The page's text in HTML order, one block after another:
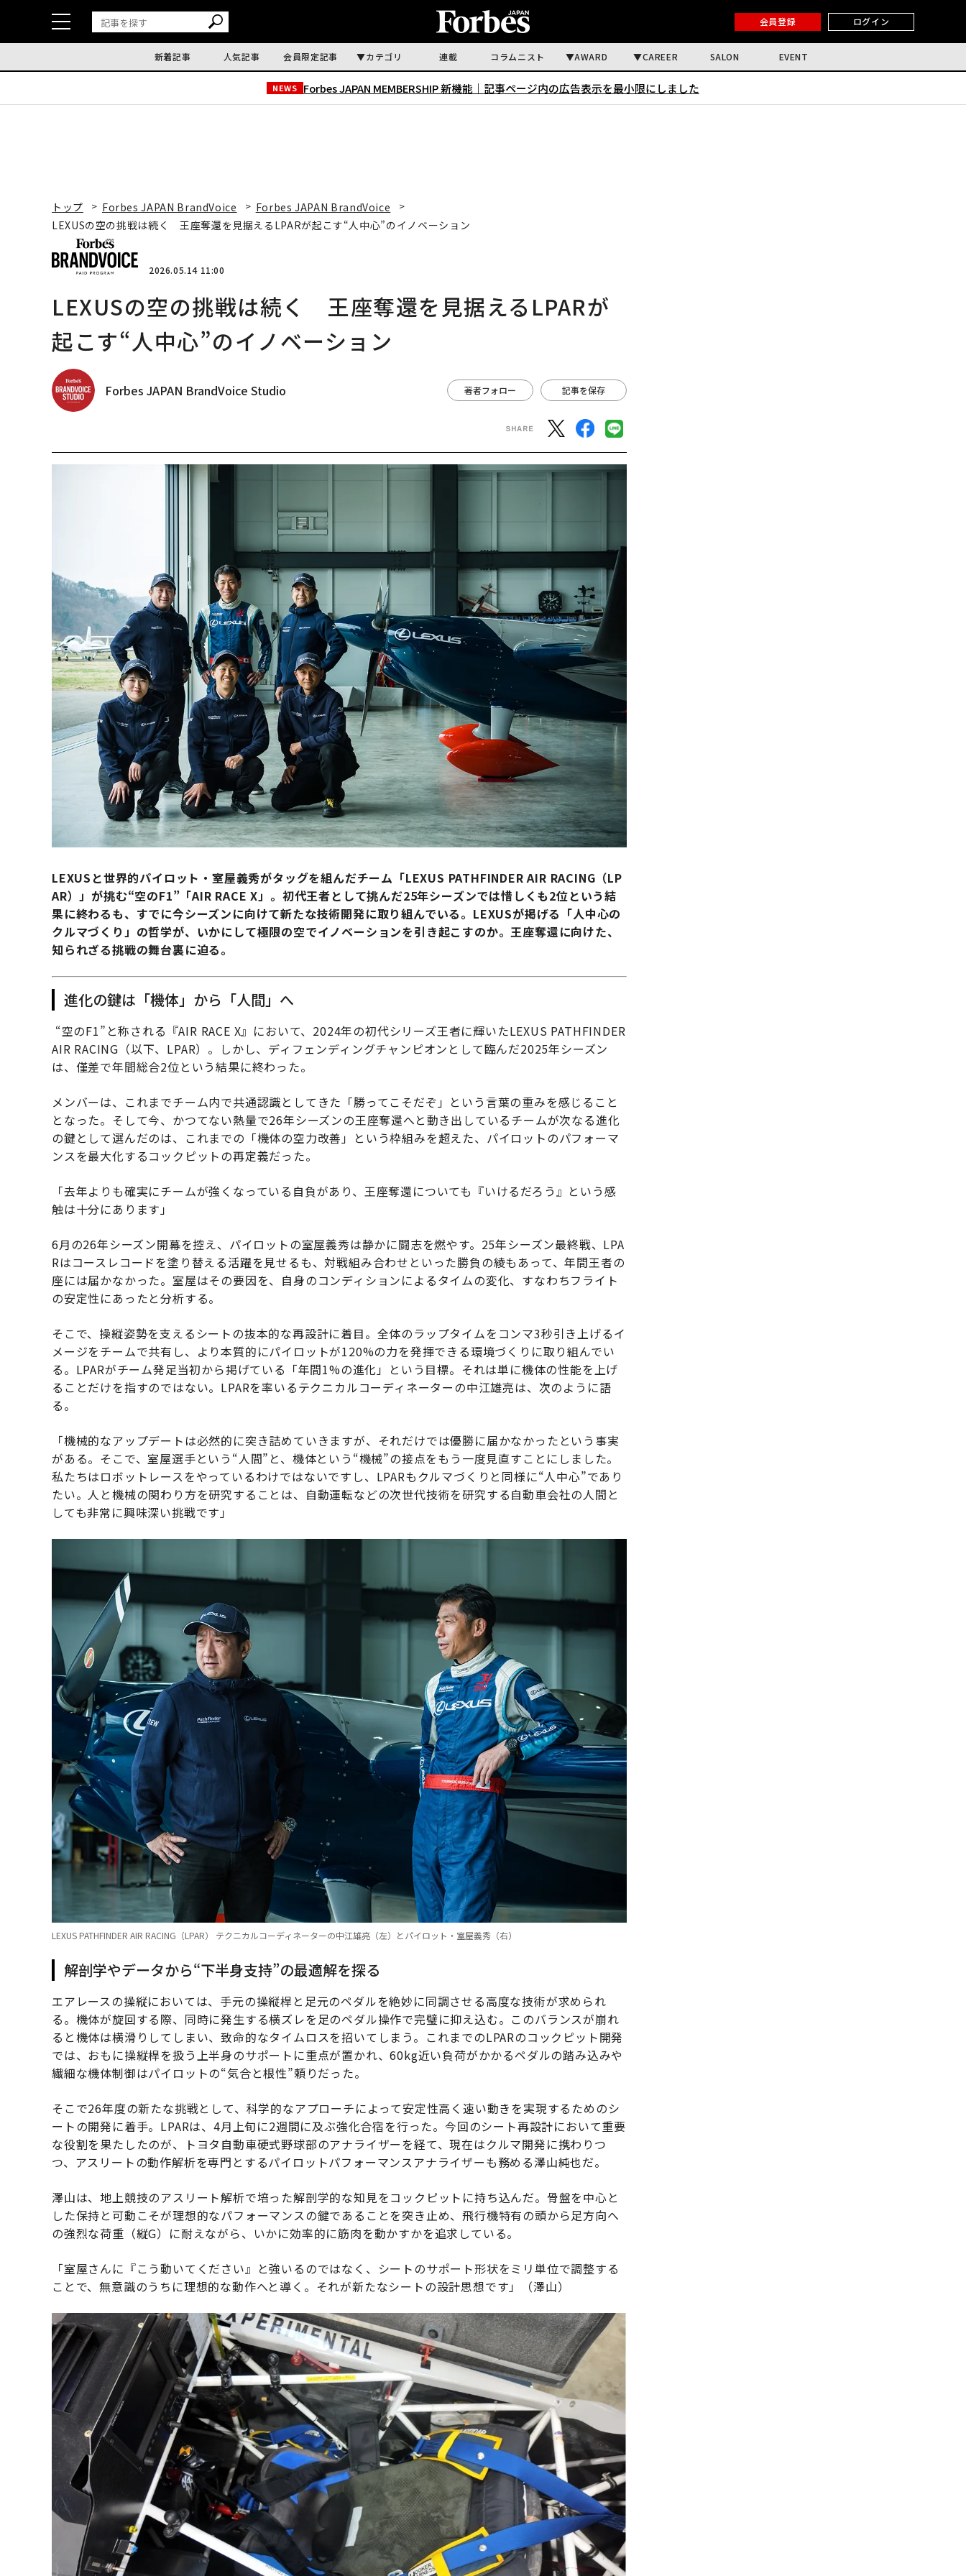
会員登録 ログイン
新着記事 人気記事 会員限定記事 カテゴリ 連載 コラムニスト AWARD CAREER SALON EVENT
NEWS Forbes JAPAN MEMBERSHIP 新機能｜ 記事ページ内の広告表示を最小限にしました
トップ Forbes JAPAN BrandVoice
Forbes JAPAN BrandVoice
LEXUSの空の挑戦は続く 王座奪還を見据えるLPARが起こす“人中心”のイノベーション
2026.05.14 11:00
LEXUSの空の挑戦は続く 王座奪還を見据えるLPARが
起こす“人中心”のイノベーション
Forbes JAPAN BrandVoice Studio 著者フォロー 記事を保存
LEXUSと世界的パイロット・室屋義秀がタッグを組んだチーム「LEXUS PATHFINDER AIR RACING（LP
AR）」が挑む“空のF1”「AIR RACE X」。初代王者として挑んだ25年シーズンでは惜しくも2位という結
果に終わるも、すでに今シーズンに向けて新たな技術開発に取り組んでいる。LEXUSが掲げる「人中心の
クルマづくり」の哲学が、いかにして極限の空でイノベーションを引き起こすのか。王座奪還に向けた、
知られざる挑戦の舞台裏に迫る。
進化の鍵は「機体」から「人間」へ
“空のF1”と称される『AIR RACE X』において、2024年の初代シリーズ王者に輝いたLEXUS PATHFINDER
AIR RACING（以下、LPAR）。しかし、ディフェンディングチャンピオンとして臨んだ2025年シーズン
は、僅差で年間総合2位という結果に終わった。
メンバーは、これまでチーム内で共通認識としてきた「勝ってこそだぞ」という言葉の重みを感じること
となった。そして今、かつてない熱量で26年シーズンの王座奪還へと動き出しているチームが次なる進化
の鍵として選んだのは、これまでの「機体の空力改善」という枠組みを超えた、パイロットのパフォーマ
ンスを最大化するコックピットの再定義だった。
「去年よりも確実にチームが強くなっている自負があり、王座奪還についても『いけるだろう』という感
触は十分にあります」
6月の26年シーズン開幕を控え、パイロットの室屋義秀は静かに闘志を燃やす。25年シーズン最終戦、LPA
Rはコースレコードを塗り替える活躍を見せるも、対戦組み合わせといった勝負の綾もあって、年間王者の
座には届かなかった。室屋はその要因を、自身のコンディションによるタイムの変化、すなわちフライト
の安定性にあったと分析する。
そこで、操縦姿勢を支えるシートの抜本的な再設計に着目。全体のラップタイムをコンマ3秒引き上げるイ
メージをチームで共有し、より本質的にパイロットが120%の力を発揮できる環境づくりに取り組んでい
る。LPARがチーム発足当初から掲げている「年間1%の進化」という目標。それは単に機体の性能を上げ
ることだけを指すのではない。LPARを率いるテクニカルコーディネーターの中江雄亮は、次のように語
る。
「機械的なアップデートは必然的に突き詰めていきますが、それだけでは優勝に届かなかったという事実
がある。そこで、室屋選手という“人間”と、機体という“機械”の接点をもう一度見直すことにしました。
私たちはロボットレースをやっているわけではないですし、LPARもクルマづくりと同様に“人中心”であり
たい。人と機械の関わり方を研究することは、自動運転などの次世代技術を研究する自動車会社の人間と
しても非常に興味深い挑戦です」
LEXUS PATHFINDER AIR RACING（LPAR） テクニカルコーディネーターの中江雄亮（左）とパイロット・室屋義秀（右）
解剖学やデータから“下半身支持”の最適解を探る
エアレースの操縦においては、手元の操縦桿と足元のペダルを絶妙に同調させる高度な技術が求められ
る。機体が旋回する際、同時に発生する横ズレを足のペダル操作で完璧に抑え込む。このバランスが崩れ
ると機体は横滑りしてしまい、致命的なタイムロスを招いてしまう。これまでのLPARのコックピット開発
では、おもに操縦桿を扱う上半身のサポートに重点が置かれ、60kg近い負荷がかかるペダルの踏み込みや
繊細な機体制御はパイロットの“気合と根性”頼りだった。
そこで26年度の新たな挑戦として、科学的なアプローチによって安定性高く速い動きを実現するためのシ
ートの開発に着手。LPARは、4月上旬に2週間に及ぶ強化合宿を行った。今回のシート再設計において重要
な役割を果たしたのが、トヨタ自動車硬式野球部のアナライザーを経て、現在はクルマ開発に携わりつ
つ、アスリートの動作解析を専門とするパイロットパフォーマンスアナライザーも務める澤山純也だ。
澤山は、地上競技のアスリート解析で培った解剖学的な知見をコックピットに持ち込んだ。骨盤を中心と
した保持と可動こそが理想的なパフォーマンスの鍵であることを突き止め、飛行機特有の頭から足方向へ
の強烈な荷重（縦G）に耐えながら、いかに効率的に筋肉を動かすかを追求している。
「室屋さんに『こう動いてください』と強いるのではなく、シートのサポート形状をミリ単位で調整する
ことで、無意識のうちに理想的な動作へと導く。それが新たなシートの設計思想です」（澤山）